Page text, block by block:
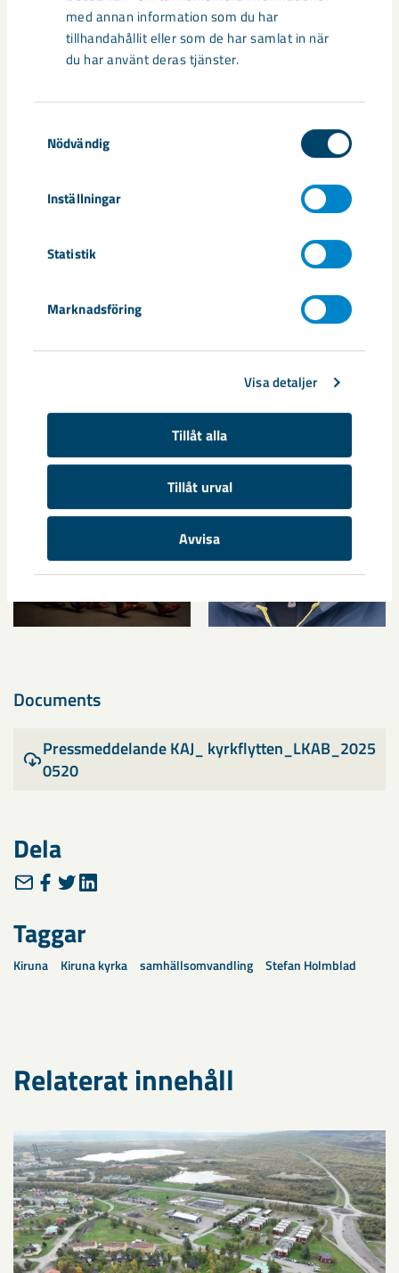
med annan information som du har
tillhandahållit eller som de har samlat in när
du har använt deras tjänster.
Nödvändig
Inställningar
Statistik
Marknadsföring
Visa detaljer
Tillåt alla
Tillåt urval
Avvisa
Media
Documents
Pressmeddelande KAJ_ kyrkflytten_LKAB_2025
0520
Dela
Taggar
Kiruna Kiruna kyrka samhällsomvandling Stefan Holmblad
Relaterat innehåll